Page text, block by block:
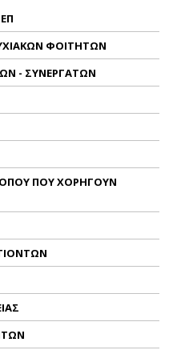
ΦΟΙΤΗΤΩΝ
- ΣΥΝΕΡΓΑΤΩΝ
ΠΟΥ ΧΟΡΗΓΟΥΝ